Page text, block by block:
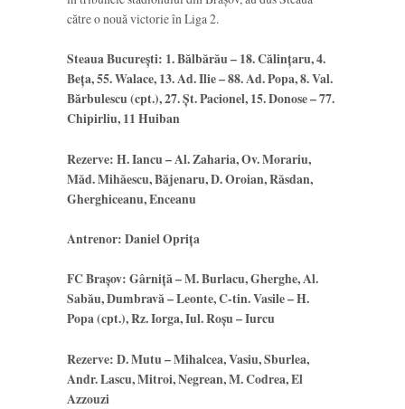
către o nouă victorie în Liga 2.
Steaua București: 1. Bălbărău – 18. Călințaru, 4.
Beța, 55. Walace, 13. Ad. Ilie – 88. Ad. Popa, 8. Val.
Bărbulescu (cpt.), 27. Șt. Pacionel, 15. Donose – 77.
Chipirliu, 11 Huiban
Rezerve: H. Iancu – Al. Zaharia, Ov. Morariu,
Măd. Mihăescu, Băjenaru, D. Oroian, Răsdan,
Gherghiceanu, Enceanu
Antrenor: Daniel Oprița
FC Brașov: Gârniță – M. Burlacu, Gherghe, Al.
Sabău, Dumbravă – Leonte, C-tin. Vasile – H.
Popa (cpt.), Rz. Iorga, Iul. Roșu – Iurcu
Rezerve: D. Mutu – Mihalcea, Vasiu, Sburlea,
Andr. Lascu, Mitroi, Negrean, M. Codrea, El
Azzouzi